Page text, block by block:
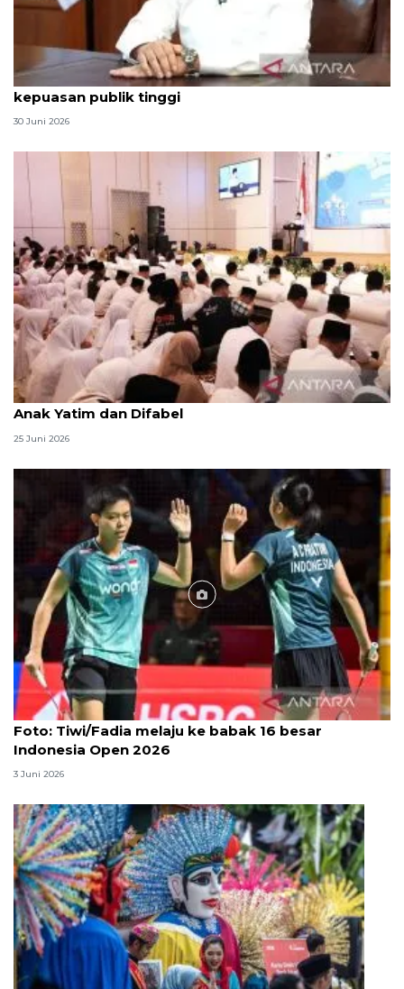
Qodari: Pemerintah tak puas diri meski tingkat
kepuasan publik tinggi
30 Juni 2026
Menag jadikan setiap 10 Muharam sebagai Lebaran
Anak Yatim dan Difabel
25 Juni 2026
Foto
Foto: Tiwi/Fadia melaju ke babak 16 besar
Indonesia Open 2026
3 Juni 2026